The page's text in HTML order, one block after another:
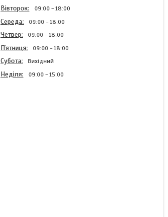
Вівторок 09:00 18:00
Середа 09:00 18:00
Четвер 09:00 18:00
Пʼятниця 09:00 18:00
Субота Вихідний
Неділя 09:00 15:00